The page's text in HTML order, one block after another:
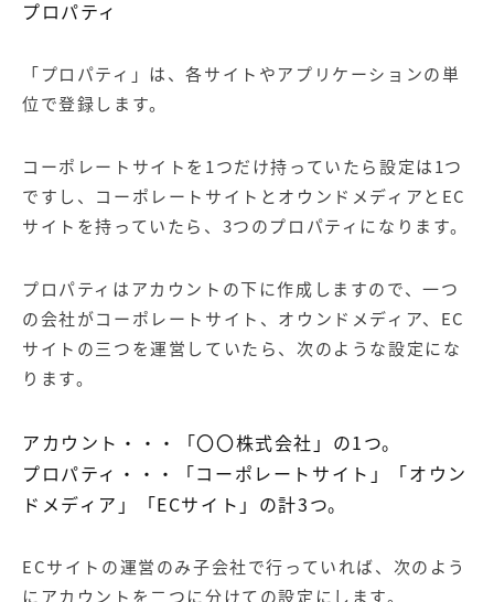
プロパティ
「プロパティ」は、各サイトやアプリケーションの単
位で登録します。
コーポレートサイトを1つだけ持っていたら設定は1つ
ですし、コーポレートサイトとオウンドメディアとEC
サイトを持っていたら、3つのプロパティになります。
プロパティはアカウントの下に作成しますので、一つ
の会社がコーポレートサイト、オウンドメディア、EC
サイトの三つを運営していたら、次のような設定にな
ります。
アカウント・・・「〇〇株式会社」の1つ。
プロパティ・・・「コーポレートサイト」「オウン
ドメディア」「ECサイト」の計3つ。
ECサイトの運営のみ子会社で行っていれば、次のよう
にアカウントを二つに分けての設定にします。